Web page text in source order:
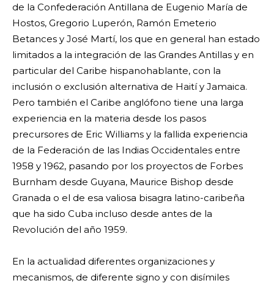
de la Confederación Antillana de Eugenio María de
Hostos, Gregorio Luperón, Ramón Emeterio
Betances y José Martí, los que en general han estado
limitados a la integración de las Grandes Antillas y en
particular del Caribe hispanohablante, con la
inclusión o exclusión alternativa de Haití y Jamaica.
Pero también el Caribe anglófono tiene una larga
experiencia en la materia desde los pasos
precursores de Eric Williams y la fallida experiencia
de la Federación de las Indias Occidentales entre
1958 y 1962, pasando por los proyectos de Forbes
Burnham desde Guyana, Maurice Bishop desde
Granada o el de esa valiosa bisagra latino-caribeña
que ha sido Cuba incluso desde antes de la
Revolución del año 1959.
En la actualidad diferentes organizaciones y
mecanismos, de diferente signo y con disímiles